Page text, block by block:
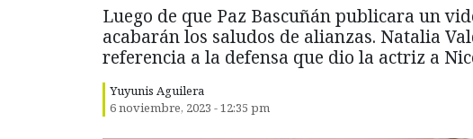
Luego de que Paz Bascuñán publicara un
acabarán los saludos de alianzas. Natalia
referencia a la defensa que dio la actriz a
Yuyunis Aguilera
6 noviembre, 2023 - 12:35 pm